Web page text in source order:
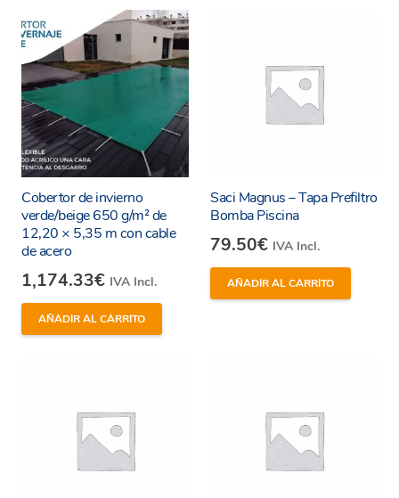
Cobertor de invierno
verde/beige 650 g/m² de
12,20 × 5,35 m con cable
de acero
1,174.33€ IVA Incl.
AÑADIR AL CARRITO
Saci Magnus – Tapa Prefiltro
Bomba Piscina
79.50€ IVA Incl.
AÑADIR AL CARRITO